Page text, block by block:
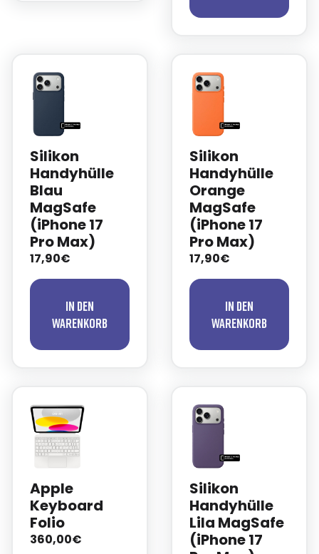
Silikon
Handyhülle
Blau
MagSafe
(iPhone 17
Pro Max)
17,90€
In den
Warenkorb
Silikon
Handyhülle
Orange
MagSafe
(iPhone 17
Pro Max)
17,90€
In den
Warenkorb
Apple
Keyboard
Folio
360,00€
Silikon
Handyhülle
Lila MagSafe
(iPhone 17